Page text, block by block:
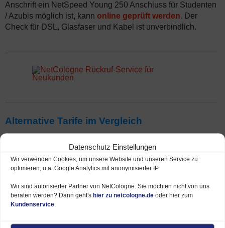
Datenschutz Einstellungen
Wir verwenden Cookies, um unsere Website und unseren Service zu
optimieren, u.a. Google Analytics mit anonymisierter IP.
Wir sind autorisierter Partner von NetCologne. Sie möchten nicht von uns
beraten werden? Dann geht's hier zu netcologne.de oder hier zum
Kundenservice
Anschrift ein NetSpeed Young 250 Anschluss für Studenten
/ Azubis möglich ist, kann online geprüft werden. Der
Check für DSL, Glasfaser und Kabel ist unverbindlich.
Alternative Tarife im Vergleich
noch viele weitere Angebote für Studenten und Azubis an: